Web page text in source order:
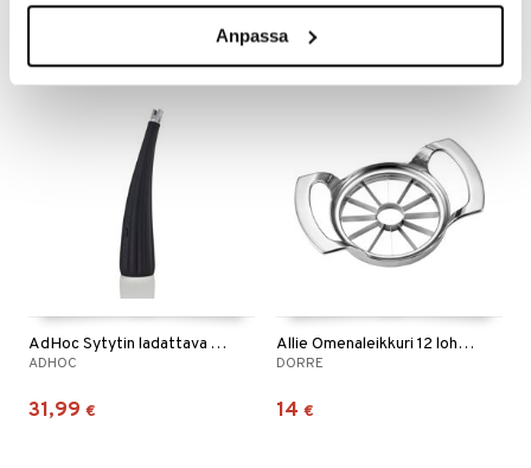
Anpassa
alk.3,85 € (4,50€) 9,99 €
AdHoc Sytytin ladattava ARC
ADHOC
31,99 €
Allie Omenaleikkuri 12 lohkoa
DORRE
14 €